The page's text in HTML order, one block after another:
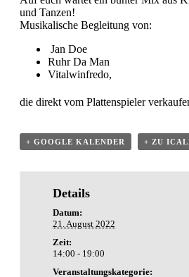
und Tanzen!
Musikalische Begleitung von:
Jan Doe
Ruhr Da Man
Vitalwinfredo,
die direkt vom Plattenspieler
+ GOOGLE KALENDER + ZU
Details
Datum:
21. August 2022
Zeit:
14:00 - 19:00
Veranstaltungskategorie: